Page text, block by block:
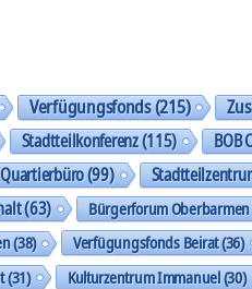
Verfügungsfonds(215)
Stadtteilkonferenz(115) BOB
Quartierbüro(99)
(63) Bürgerforum Oberbarmen
(38) Verfügungsfonds Beirat(36)
(31) Kulturzentrum Immanuel(30)